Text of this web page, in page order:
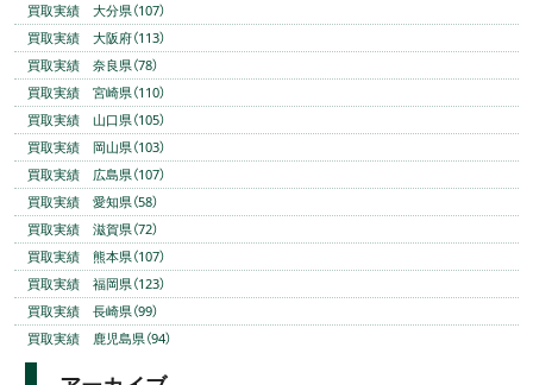
買取実績 大分県（107）
買取実績 大阪府（113）
買取実績 奈良県（78）
買取実績 宮崎県（110）
買取実績 山口県（105）
買取実績 岡山県（103）
買取実績 広島県（107）
買取実績 愛知県（58）
買取実績 滋賀県（72）
買取実績 熊本県（107）
買取実績 福岡県（123）
買取実績 長崎県（99）
買取実績 鹿児島県（94）